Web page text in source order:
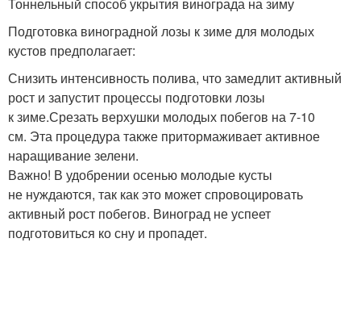
Подготовка виноградной лозы к зиме для молодых
кустов предполагает:
Снизить интенсивность полива, что замедлит активный
рост и запустит процессы подготовки лозы
к зиме.Срезать верхушки молодых побегов на 7-10
см. Эта процедура также притормаживает активное
наращивание зелени.
Важно! В удобрении осенью молодые кусты
не нуждаются, так как это может спровоцировать
активный рост побегов. Виноград не успеет
подготовиться ко сну и пропадет.